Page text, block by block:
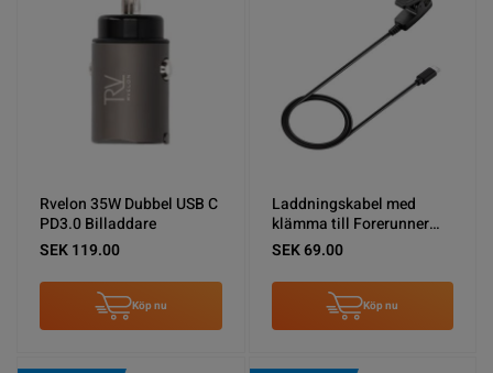
Rvelon 35W Dubbel USB C
PD3.0 Billaddare
SEK 119.00
Köp nu
Laddningskabel med
klämma till Forerunner
645
SEK 69.00
Köp nu